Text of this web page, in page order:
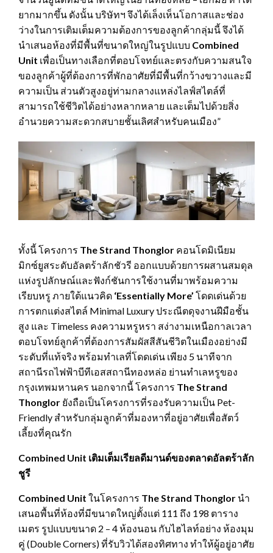
ยากมากขึ้น ดังนั้น บริษัทฯ จึงได้เล็งเห็นโอกาสและช่อง
ว่างในการเติมเต็มความต้องการของลูกค้ากลุ่มนี้ จึงได้
นำเสนอห้องที่มีพื้นที่ขนาดใหญ่ในรูปแบบ Combined
Unit เพื่อเป็นทางเลือกที่ตอบโจทย์และตรงกับความสนใจ
ของลูกค้าผู้ที่ต้องการที่พักอาศัยที่มีพื้นที่กว้างขวางและมี
ความเป็น ส่วนตัวสูงอยู่ท่ามกลางแหล่งไลฟ์สไตล์ที่
สามารถใช้ชีวิตได้อย่างหลากหลาย และเต็มไปด้วยสิ่ง
อำนวยความสะดวกสบายชั้นเลิศสำหรับคนเมือง”
ทั้งนี้ โครงการ The Strand Thonglor คอนโดมิเนียม
มิกซ์ยูสระดับอัลตร้าลักชัวรี ออกแบบด้วยการผสานสมดุล
แห่งรูปลักษณ์และฟังก์ชันการใช้งานที่มาพร้อมความ
เรียบหรู ภายใต้แนวคิด ‘Essentially More’ โดดเด่นด้วย
การตกแต่งสไตล์ Minimal Luxury ประณีตดุจงานฝีมือชั้น
สูง และ Timeless คงความหรูหรา สง่างามเหนือกาลเวลา
ตอบโจทย์ลูกค้าที่ต้องการสัมผัสสีสันชีวิตในเมืองอย่างมี
ระดับที่แท้จริง พร้อมทำเลที่โดดเด่น เพียง 5 นาทีจาก
สถานีรถไฟฟ้าบีทีเอสสถานีทองหล่อ ย่านทำเลหรูของ
กรุงเทพมหานคร นอกจากนี้ โครงการ The Strand
Thonglor ยังถือเป็นโครงการที่รองรับความเป็น Pet-
Friendly สำหรับกลุ่มลูกค้าที่มองหาที่อยู่อาศัยเพื่อสัตว์
เลี้ยงที่คุณรัก
Combined Unit เติมเต็มเรียลดีมานด์ของตลาดอัลตร้าลัก
ชูรี
Combined Unit ในโครงการ The Strand Thonglor นำ
เสนอพื้นที่ห้องที่มีขนาดใหญ่ตั้งแต่ 111 ถึง 198 ตาราง
เมตร รูปแบบขนาด 2 – 4 ห้องนอน กับไฮไลท์อย่าง ห้องมุม
คู่ (Double Corners) ที่รับวิวได้สองทิศทาง ทำให้ผู้อยู่อาศัย